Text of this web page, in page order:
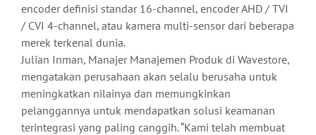
encoder definisi standar 16-channel, encoder AHD / TVI
/ CVI 4-channel, atau kamera multi-sensor dari beberapa
merek terkenal dunia.
Julian Inman, Manajer Manajemen Produk di Wavestore,
mengatakan perusahaan akan selalu berusaha untuk
meningkatkan nilainya dan memungkinkan
pelanggannya untuk mendapatkan solusi keamanan
terintegrasi yang paling canggih. “Kami telah membuat